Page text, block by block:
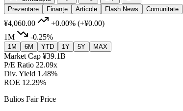
Prezentare
Finanțe Articole Flash News Comunitate
¥4,060.00 +0.00% (+¥0.00)
1M
-0.25%
1M 6M YTD 1Y 5Y MAX
Market Cap ¥39.1B
P/E Ratio 22.09x
Div. Yield 1.48%
ROE 12.29%
Bulios Fair Price